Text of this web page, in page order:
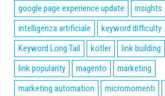
google page experience update
insights
intelligenza artificiale
keyword difficulty
Keyword Long Tail
kotler link building
link popularity
magento
marketing
marketing automation
micromomenti